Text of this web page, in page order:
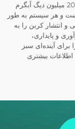
با داشتن 19 سال تجربه، شرکت سیدیت بیش از 20 میلیون دیگ آبگرم
و هر سیستم به طور
و انتشار کربن را به
و پایداری،
آینده‌ای سبز
بیشتری